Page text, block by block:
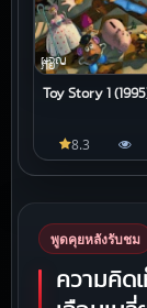
ผจญ
ภัย
Toy Story 1
8.3
พูดคุยหลังรับชม
ความคิด